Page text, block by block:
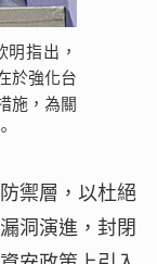
指出，
於強化台
施，為關
禦層，以杜絕
洞演進，封閉